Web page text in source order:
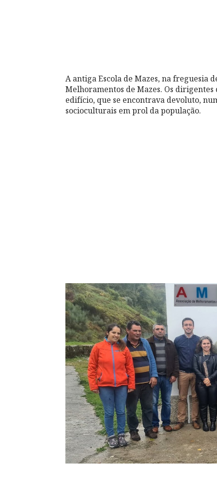
A antiga Escola de Mazes, na freguesia
Melhoramentos de Mazes. Os
edifício, que se encontrava devoluto,
socioculturais em prol da população.